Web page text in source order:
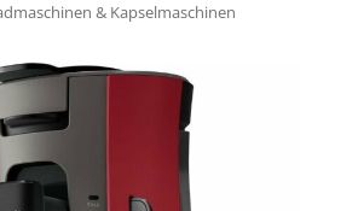
& Kapselmaschinen